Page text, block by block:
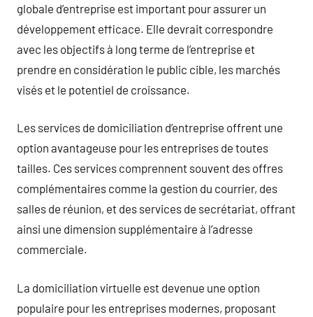
globale d’entreprise est important pour assurer un
développement efficace. Elle devrait correspondre
avec les objectifs à long terme de l’entreprise et
prendre en considération le public cible, les marchés
visés et le potentiel de croissance.
Les services de domiciliation d’entreprise offrent une
option avantageuse pour les entreprises de toutes
tailles. Ces services comprennent souvent des offres
complémentaires comme la gestion du courrier, des
salles de réunion, et des services de secrétariat, offrant
ainsi une dimension supplémentaire à l’adresse
commerciale.
La domiciliation virtuelle est devenue une option
populaire pour les entreprises modernes, proposant